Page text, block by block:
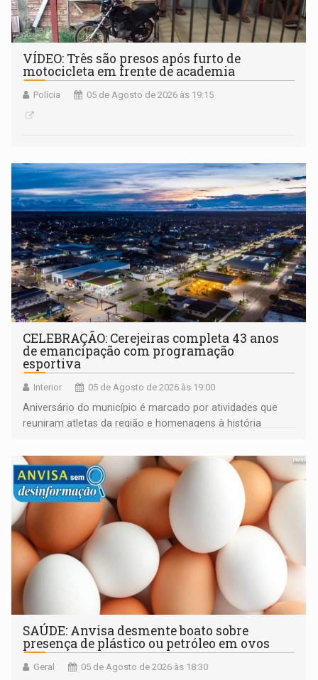
VÍDEO: Três são presos após furto de
motocicleta em frente de academia
Polícia 05 de Agosto de 2026 às 19:15
CELEBRAÇÃO: Cerejeiras completa 43 anos
de emancipação com programação
esportiva
Interior 05 de Agosto de 2026 às 19:00
Aniversário do município é marcado por atividades que
reuniram atletas da região e homenagens à história
SAÚDE: Anvisa desmente boato sobre
presença de plástico ou petróleo em ovos
Geral 05 de Agosto de 2026 às 18:30